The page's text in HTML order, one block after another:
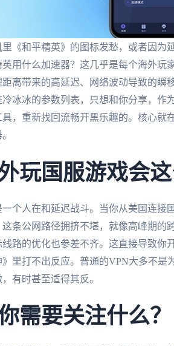
《和平精英》的图标发愁，或者因为
用什么加速器？这几乎是每个海外玩
离带来的高延迟、网络波动导致的瞬
冰冰的参数列表，只想和你分享，作
，重新找回流畅开黑乐趣的。核心就
玩国服游戏会这
个人在和延迟战斗。当你从美国连接
条公网路径拥挤不堪，就像高峰期的
路的优化也参差不齐。这直接导致你
》里打不出反应。普通的VPN大多不是
有时甚至适得其反。
需要关注什么？